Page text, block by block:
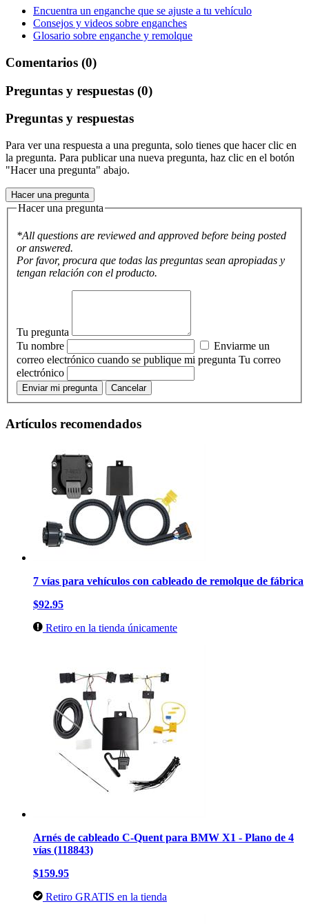
Encuentra un enganche que se ajuste a tu vehículo
Consejos y videos sobre enganches
Glosario sobre enganche y remolque
Comentarios (0)
Preguntas y respuestas (0)
Preguntas y respuestas
Para ver una respuesta a una pregunta, solo tienes que hacer clic en
la pregunta. Para publicar una nueva pregunta, haz clic en el botón
"Hacer una pregunta" abajo.
Hacer una pregunta
Hacer una pregunta
*All questions are reviewed and approved before being posted
or answered.
Por favor, procura que todas las preguntas sean apropiadas y
tengan relación con el producto.
Tu pregunta
Tu nombre
Enviarme un
correo electrónico cuando se publique mi pregunta Tu correo
electrónico
Enviar mi pregunta Cancelar
Artículos recomendados
7 vías para vehículos con cableado de remolque de fábrica
$92.95
Retiro en la tienda únicamente
Arnés de cableado C-Quent para BMW X1 - Plano de 4
vías (118843)
$159.95
Retiro GRATIS en la tienda